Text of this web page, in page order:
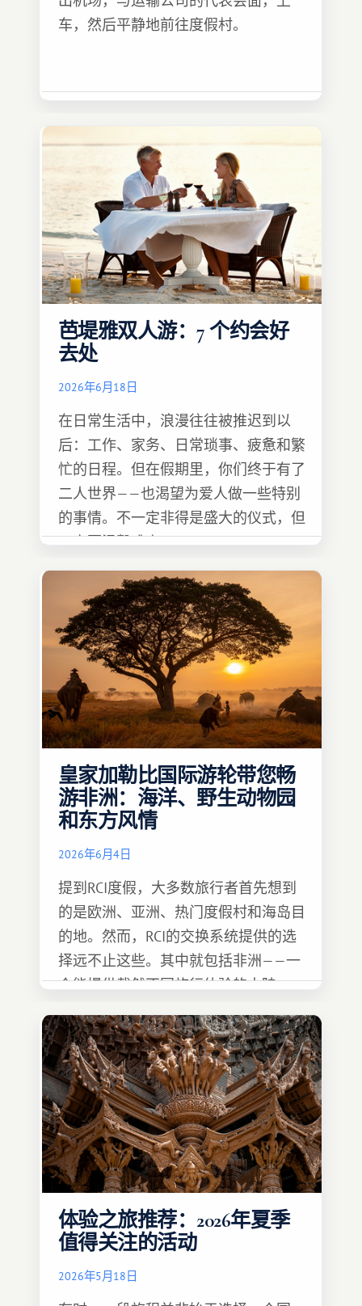
车，然后平静地前往度假村。
芭堤雅双人游：7 个约会好
去处
2026年6月18日
在日常生活中，浪漫往往被推迟到以
后：工作、家务、日常琐事、疲惫和繁
忙的日程。但在假期里，你们终于有了
二人世界——也渴望为爱人做一些特别
的事情。不一定非得是盛大的仪式，但
一定要温馨难忘 :)
皇家加勒比国际游轮带您畅
游非洲：海洋、野生动物园
和东方风情
2026年6月4日
提到RCI度假，大多数旅行者首先想到
的是欧洲、亚洲、热门度假村和海岛目
的地。然而，RCI的交换系统提供的选
择远不止这些。其中就包括非洲——一
个能提供截然不同旅行体验的大陆。
体验之旅推荐：2026年夏季
值得关注的活动
2026年5月18日